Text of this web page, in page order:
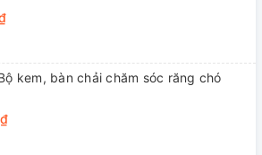
kem, bàn chải chăm sóc răng chó